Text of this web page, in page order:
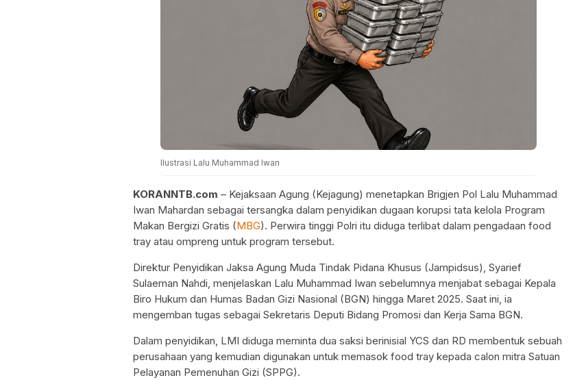
Ilustrasi Lalu Muhammad Iwan
KORANNTB.com – Kejaksaan Agung (Kejagung) menetapkan Brigjen Pol Lalu Muhammad
Iwan Mahardan sebagai tersangka dalam penyidikan dugaan korupsi tata kelola Program
Makan Bergizi Gratis (MBG). Perwira tinggi Polri itu diduga terlibat dalam pengadaan food
tray atau ompreng untuk program tersebut.
Direktur Penyidikan Jaksa Agung Muda Tindak Pidana Khusus (Jampidsus), Syarief
Sulaeman Nahdi, menjelaskan Lalu Muhammad Iwan sebelumnya menjabat sebagai Kepala
Biro Hukum dan Humas Badan Gizi Nasional (BGN) hingga Maret 2025. Saat ini, ia
mengemban tugas sebagai Sekretaris Deputi Bidang Promosi dan Kerja Sama BGN.
Dalam penyidikan, LMI diduga meminta dua saksi berinisial YCS dan RD membentuk sebuah
perusahaan yang kemudian digunakan untuk memasok food tray kepada calon mitra Satuan
Pelayanan Pemenuhan Gizi (SPPG).